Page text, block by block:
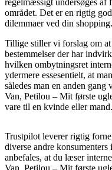
området. Det er en rigtig
dilemmaer ved din shopping.
Tillige stiller vi forslag om
bestemmelser der har
hvilken ombytningsret
ydermere essesentielt, at
således man en anden
Van, Petilou – Mit første
vare til en kvinde eller mand.
Trustpilot leverer rigtig
diverse andre
anbefales, at du læser
Van, Petilou – Mit første